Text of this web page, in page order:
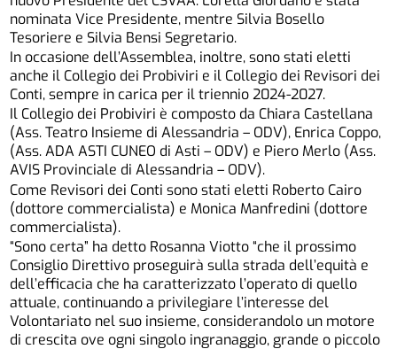
nominata Vice Presidente, mentre Silvia Bosello
Tesoriere e Silvia Bensi Segretario.
In occasione dell’Assemblea, inoltre, sono stati eletti
anche il Collegio dei Probiviri e il Collegio dei Revisori dei
Conti, sempre in carica per il triennio 2024-2027.
Il Collegio dei Probiviri è composto da Chiara Castellana
(Ass. Teatro Insieme di Alessandria – ODV), Enrica Coppo,
(Ass. ADA ASTI CUNEO di Asti – ODV) e Piero Merlo (Ass.
AVIS Provinciale di Alessandria – ODV).
Come Revisori dei Conti sono stati eletti Roberto Cairo
(dottore commercialista) e Monica Manfredini (dottore
commercialista).
“Sono certa” ha detto Rosanna Viotto “che il prossimo
Consiglio Direttivo proseguirà sulla strada dell’equità e
dell’efficacia che ha caratterizzato l’operato di quello
attuale, continuando a privilegiare l’interesse del
Volontariato nel suo insieme, considerandolo un motore
di crescita ove ogni singolo ingranaggio, grande o piccolo